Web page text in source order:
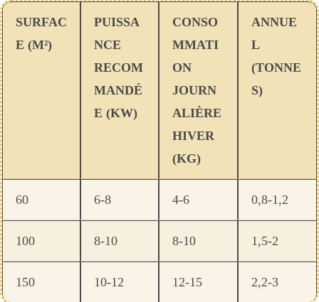
SURFAC
E (M²)
PUISSA
NCE
RECOM
MANDÉ
E (KW)
CONSO
MMATI
ON
JOURN
ALIÈRE
HIVER
(KG)
ANNUE
L
(TONNE
S)
60 6-8 4-6 0,8-1,2
100 8-10 8-10 1,5-2
150 10-12 12-15 2,2-3